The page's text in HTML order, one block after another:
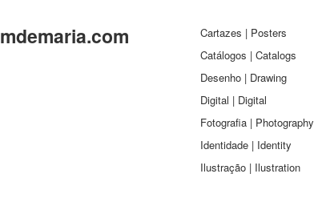
mdemaria.com
Cartazes | Posters
Catálogos | Catalogs
Desenho | Drawing
Digital | Digital
Fotografia | Photography
Identidade | Identity
Ilustração | Ilustration